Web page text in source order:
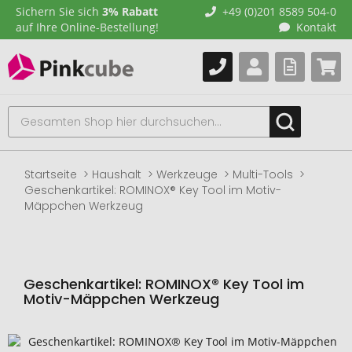
Sichern Sie sich 3% Rabatt
auf Ihre Online-Bestellung!
+49 (0)201 8589 504-0
Kontakt
Startseite Haushalt Werkzeuge
Multi-Tools
Geschenkartikel: ROMINOX® Key Tool im Motiv-
Mäppchen Werkzeug
Geschenkartikel: ROMINOX® Key Tool im
Motiv-Mäppchen Werkzeug
Zum